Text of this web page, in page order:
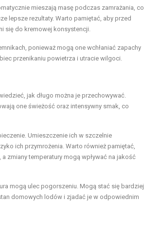
mieszają masę podczas zamrażania, co
lepsze rezultaty. Warto pamiętać, aby przed
się do kremowej konsystencji.
ponieważ mogą one wchłaniać zapachy
przenikaniu powietrza i utracie wilgoci.
jak długo można je przechowywać.
one świeżość oraz intensywny smak, co
Umieszczenie ich w szczelnie
ich przymrożenia. Warto również pamiętać,
zmiany temperatury mogą wpływać na jakość
mogą ulec pogorszeniu. Mogą stać się bardziej
domowych lodów i zjadać je w odpowiednim